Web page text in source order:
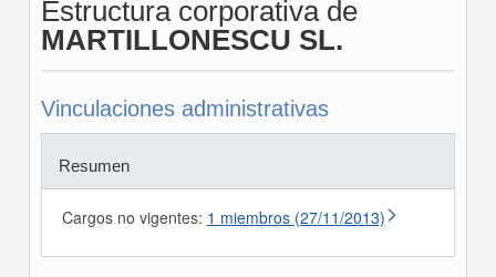
Estructura corporativa de
MARTILLONESCU SL.
Vinculaciones administrativas
Resumen
Cargos no vigentes: 1 miembros (27/11/2013)